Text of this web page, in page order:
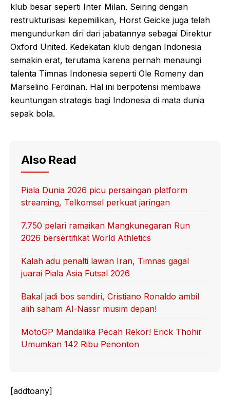
klub besar seperti Inter Milan. Seiring dengan
restrukturisasi kepemilikan, Horst Geicke juga telah
mengundurkan diri dari jabatannya sebagai Direktur
Oxford United. Kedekatan klub dengan Indonesia
semakin erat, terutama karena pernah menaungi
talenta Timnas Indonesia seperti Ole Romeny dan
Marselino Ferdinan. Hal ini berpotensi membawa
keuntungan strategis bagi Indonesia di mata dunia
sepak bola.
Also Read
Piala Dunia 2026 picu persaingan platform
streaming, Telkomsel perkuat jaringan
7.750 pelari ramaikan Mangkunegaran Run
2026 bersertifikat World Athletics
Kalah adu penalti lawan Iran, Timnas gagal
juarai Piala Asia Futsal 2026
Bakal jadi bos sendiri, Cristiano Ronaldo ambil
alih saham Al-Nassr musim depan!
MotoGP Mandalika Pecah Rekor! Erick Thohir
Umumkan 142 Ribu Penonton
[addtoany]